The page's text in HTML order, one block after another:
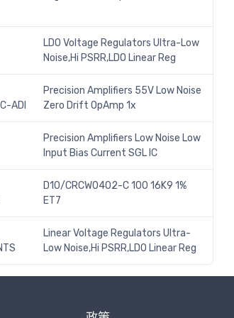
LDO Voltage Regulators Ultra-Low
Noise,Hi PSRR,LDO Linear Reg
ADI
Precision Amplifiers 55V Low Noise
Zero Drift OpAmp 1x
Precision Amplifiers Low Noise Low
Input Bias Current SGL IC
D10/CRCW0402-C 100 16K9 1%
ET7
Linear Voltage Regulators Ultra-
Low Noise,Hi PSRR,LDO Linear Reg